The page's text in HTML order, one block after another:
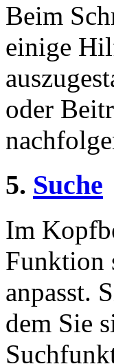
Beim
einige
oder
5. Suche
Im
Funktion
anpasst.
dem Sie